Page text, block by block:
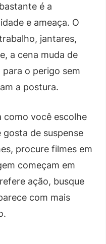
é a
e ameaça. O
jantares,
a cena muda de
o perigo sem
a postura.
como você escolhe
gosta de suspense
procure filmes em
começam em
ação, busque
com mais